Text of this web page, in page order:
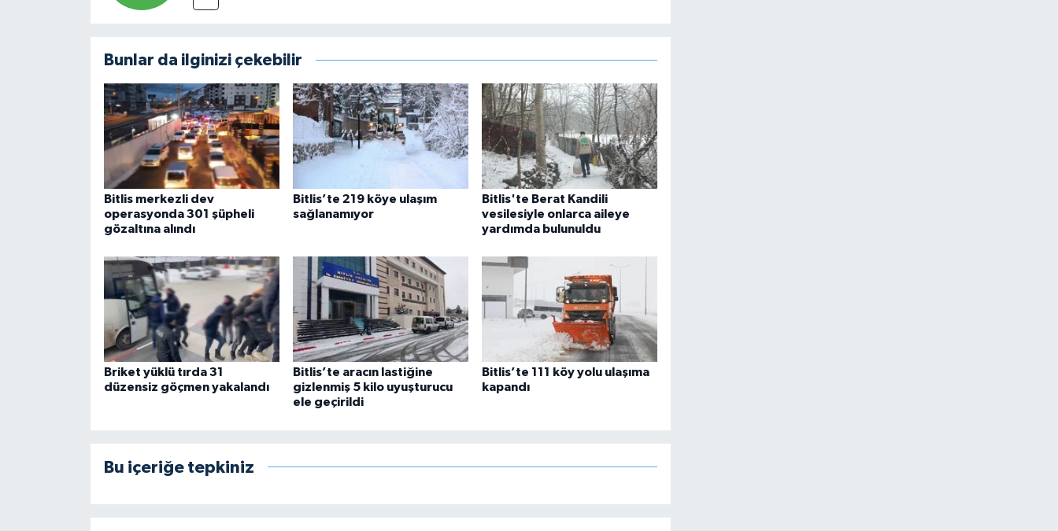
Bunlar da ilginizi çekebilir
Bitlis merkezli dev
operasyonda 301 şüpheli
gözaltına alındı
Bitlis’te 219 köye ulaşım
sağlanamıyor
Bitlis'te Berat Kandili
vesilesiyle onlarca aileye
yardımda bulunuldu
Briket yüklü tırda 31
düzensiz göçmen yakalandı
Bitlis’te aracın lastiğine
gizlenmiş 5 kilo uyuşturucu
ele geçirildi
Bitlis’te 111 köy yolu ulaşıma
kapandı
Bu içeriğe tepkiniz